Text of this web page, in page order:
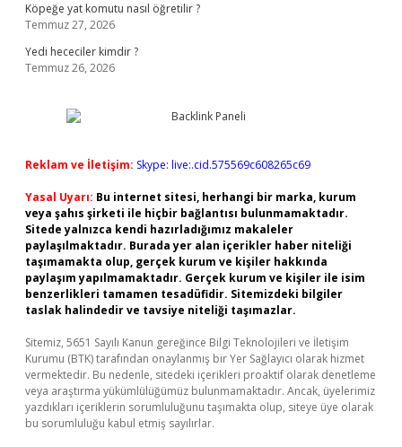
Köpeğe yat komutu nasıl öğretilir ?
Temmuz 27, 2026
Yedi hececiler kimdir ?
Temmuz 26, 2026
Reklam ve İletişim: Skype: live:.cid.575569c608265c69
Yasal Uyarı: Bu internet sitesi, herhangi bir marka, kurum
veya şahıs şirketi ile hiçbir bağlantısı bulunmamaktadır.
Sitede yalnızca kendi hazırladığımız makaleler
paylaşılmaktadır. Burada yer alan içerikler haber niteliği
taşımamakta olup, gerçek kurum ve kişiler hakkında
paylaşım yapılmamaktadır. Gerçek kurum ve kişiler ile isim
benzerlikleri tamamen tesadüfidir. Sitemizdeki bilgiler
taslak halindedir ve tavsiye niteliği taşımazlar.
Sitemiz, 5651 Sayılı Kanun gereğince Bilgi Teknolojileri ve İletişim
Kurumu (BTK) tarafından onaylanmış bir Yer Sağlayıcı olarak hizmet
vermektedir. Bu nedenle, sitedeki içerikleri proaktif olarak denetleme
veya araştırma yükümlülüğümüz bulunmamaktadır. Ancak, üyelerimiz
yazdıkları içeriklerin sorumluluğunu taşımakta olup, siteye üye olarak
bu sorumluluğu kabul etmiş sayılırlar.